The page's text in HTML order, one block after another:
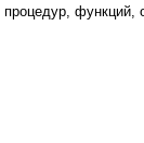
функций,